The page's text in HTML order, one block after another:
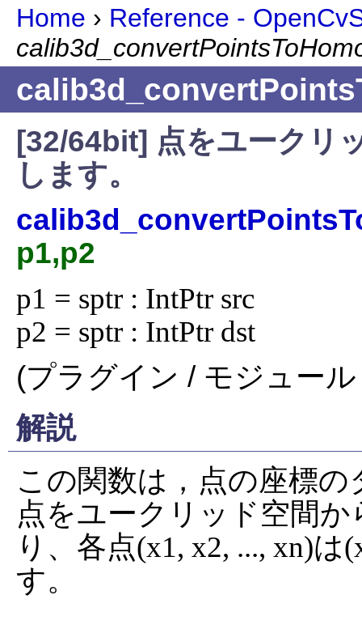
Home › Reference -
[32/64bit] 点をユークリ
します。
p1,p2
p1 = sptr : IntPtr src
p2 = sptr : IntPtr dst
(プラグイン / モジュー
解説
この関数は，点の座標
点をユークリッド空間
り、各点(x1, x2, ..., xn)は
す。